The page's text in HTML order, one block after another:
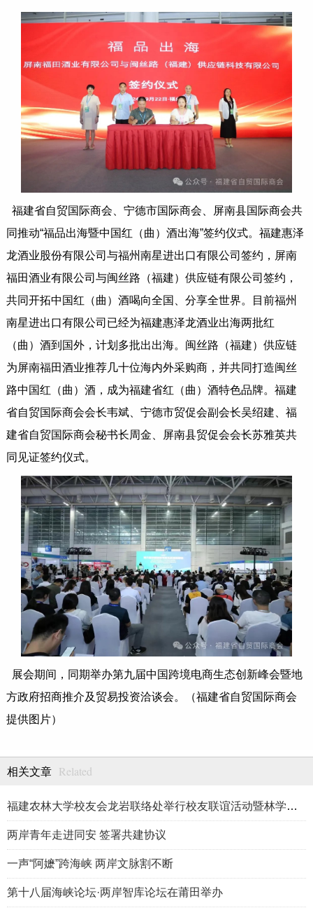
福建省自贸国际商会、宁德市国际商会、屏南县国际商会共
同推动“福品出海暨中国红（曲）酒出海”签约仪式。福建惠泽
龙酒业股份有限公司与福州南星进出口有限公司签约，屏南
福田酒业有限公司与闽丝路（福建）供应链有限公司签约，
共同开拓中国红（曲）酒喝向全国、分享全世界。目前福州
南星进出口有限公司已经为福建惠泽龙酒业出海两批红
（曲）酒到国外，计划多批出出海。闽丝路（福建）供应链
为屏南福田酒业推荐几十位海内外采购商，并共同打造闽丝
路中国红（曲）酒，成为福建省红（曲）酒特色品牌。福建
省自贸国际商会会长韦斌、宁德市贸促会副会长吴绍建、福
建省自贸国际商会秘书长周金、屏南县贸促会会长苏雅英共
同见证签约仪式。
展会期间，同期举办第九届中国跨境电商生态创新峰会暨地
方政府招商推介及贸易投资洽谈会。（福建省自贸国际商会
提供图片）
相关文章 Related
福建农林大学校友会龙岩联络处举行校友联谊活动暨林学、生物医药
两岸青年走进同安 签署共建协议
一声“阿嬷”跨海峡 两岸文脉割不断
第十八届海峡论坛·两岸智库论坛在莆田举办